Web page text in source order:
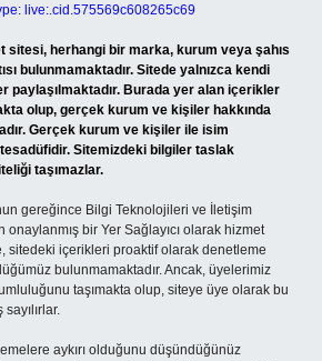
live:.cid.575569c608265c69
sitesi, herhangi bir marka, kurum veya şahıs
bulunmamaktadır. Sitede yalnızca kendi
paylaşılmaktadır. Burada yer alan içerikler
olup, gerçek kurum ve kişiler hakkında
Gerçek kurum ve kişiler ile isim
Sitemizdeki bilgiler taslak
taşımazlar.
gereğince Bilgi Teknolojileri ve İletişim
onaylanmış bir Yer Sağlayıcı olarak hizmet
sitedeki içerikleri proaktif olarak denetleme
bulunmamaktadır. Ancak, üyelerimiz
taşımakta olup, siteye üye olarak bu
aykırı olduğunu düşündüğünüz